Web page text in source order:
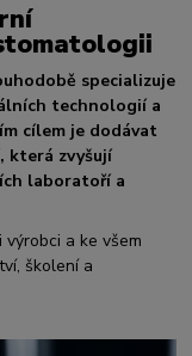
specializuje
technologií a
cílem je dodávat
která zvyšují
laboratoří a
výrobci a ke všem
školení a